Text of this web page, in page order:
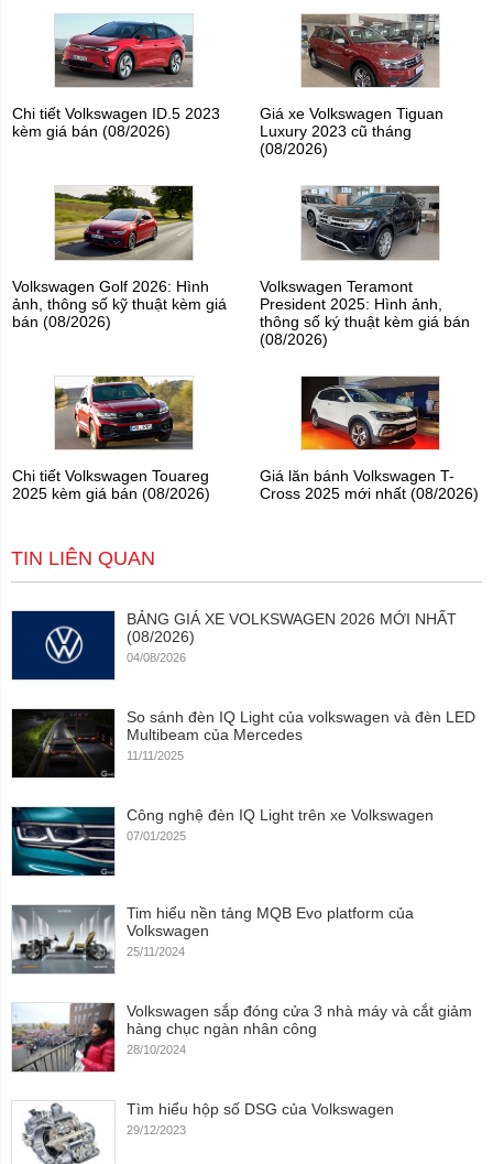
Chi tiết Volkswagen ID.5 2023
kèm giá bán (08/2026)
Giá xe Volkswagen Tiguan
Luxury 2023 cũ tháng
(08/2026)
Volkswagen Golf 2026: Hình
ảnh, thông số kỹ thuật kèm giá
bán (08/2026)
Volkswagen Teramont
President 2025: Hình ảnh,
thông số ký thuật kèm giá bán
(08/2026)
Chi tiết Volkswagen Touareg
2025 kèm giá bán (08/2026)
Giá lăn bánh Volkswagen T-
Cross 2025 mới nhất (08/2026)
TIN LIÊN QUAN
BẢNG GIÁ XE VOLKSWAGEN 2026 MỚI NHẤT
(08/2026)
04/08/2026
So sánh đèn IQ Light của volkswagen và đèn LED
Multibeam của Mercedes
11/11/2025
Công nghệ đèn IQ Light trên xe Volkswagen
07/01/2025
Tim hiểu nền tảng MQB Evo platform của
Volkswagen
25/11/2024
Volkswagen sắp đóng cửa 3 nhà máy và cắt giảm
hàng chục ngàn nhân công
28/10/2024
Tìm hiểu hộp số DSG của Volkswagen
29/12/2023